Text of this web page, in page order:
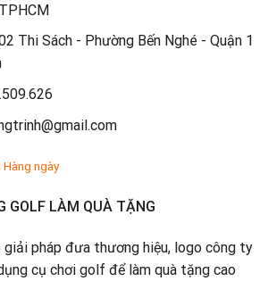
Thi Sách - Phường Bến Nghé - Quận 1
ngày
GOLF LÀM QUÀ TẶNG
giải pháp đưa thương hiệu, logo công ty
cụ chơi golf để làm quà tặng cao